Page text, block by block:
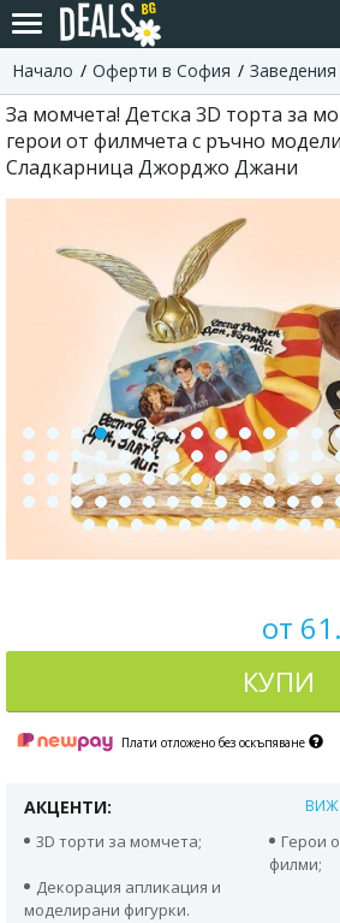
Начало Оферти в София Заведения
За момчета! Детска 3D торта за
герои от филмчета с ръчно
Сладкарница Джорджо Джани
от
КУПИ
Плати отложено без оскъпяване
АКЦЕНТИ: ВИЖ
3D торти за момчета;
Герои
филми;
Декорация апликация и
моделирани фигурки.